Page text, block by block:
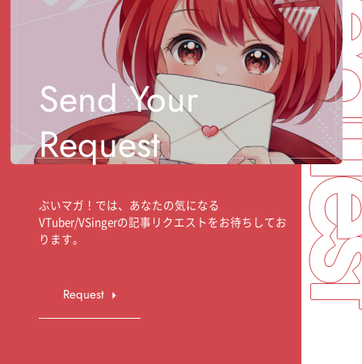
Send Your
Request
ぶいマガ！では、あなたの気になる
VTuber/VSingerの記事リクエストをお待ちしてお
ります。
Request